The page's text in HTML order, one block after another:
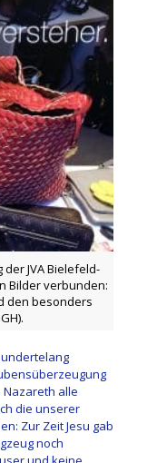
JVA Bielefeld-
Bilder verbunden:
den besonders
Nazareth alle
die unserer
Zur Zeit Jesu gab
noch